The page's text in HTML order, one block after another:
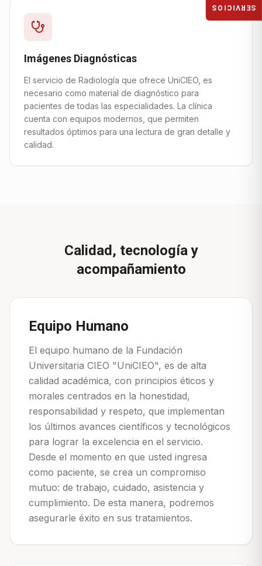
Imágenes Diagnósticas
El servicio de Radiología que ofrece UniCIEO, es
necesario como material de diagnóstico para
pacientes de todas las especialidades. La clínica
cuenta con equipos modernos, que permiten
resultados óptimos para una lectura de gran detalle y
calidad.
Calidad, tecnología y
acompañamiento
Equipo Humano
El equipo humano de la Fundación
Universitaria CIEO "UniCIEO", es de alta
calidad académica, con principios éticos y
morales centrados en la honestidad,
responsabilidad y respeto, que implementan
los últimos avances científicos y tecnológicos
para lograr la excelencia en el servicio.
Desde el momento en que usted ingresa
como paciente, se crea un compromiso
mutuo: de trabajo, cuidado, asistencia y
cumplimiento. De esta manera, podremos
asegurarle éxito en sus tratamientos.
SERVICIOS